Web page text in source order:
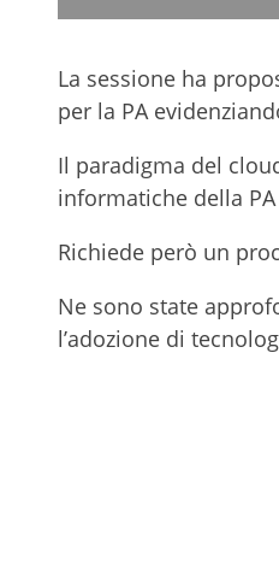
La sessione ha
per la PA
Il paradigma del
informatiche della
Richiede però un
Ne sono state
l’adozione di